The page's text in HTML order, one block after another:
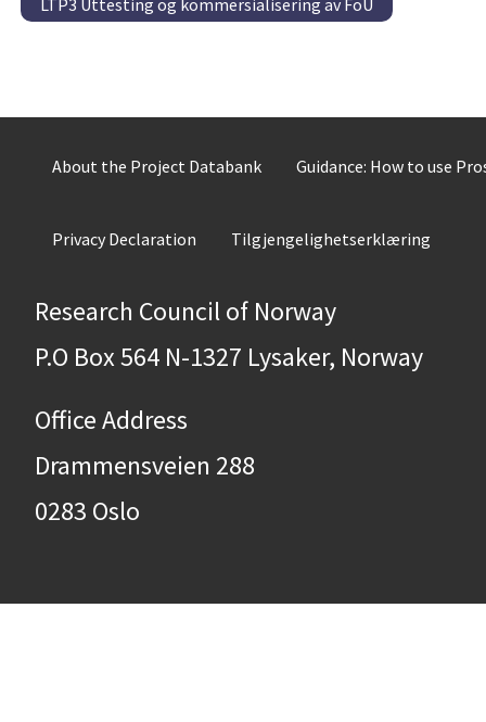
About the Project Databank Guidance: How to use
Privacy Declaration Tilgjengelighetserklæring
Research Council of Norway
P.O Box 564 N-1327 Lysaker, Norway
Office Address
Drammensveien 288
0283 Oslo